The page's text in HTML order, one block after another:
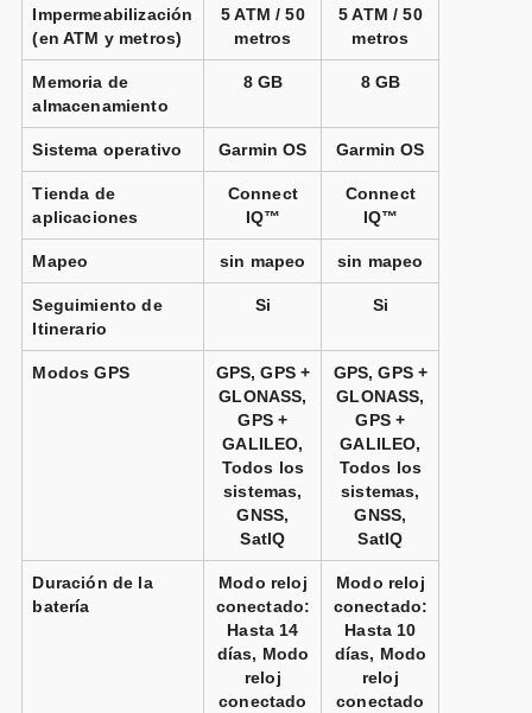
Impermeabilización
(en ATM y metros)
5 ATM / 50
metros
5 ATM / 50
metros
Memoria de
almacenamiento
8 GB 8 GB
Sistema operativo Garmin OS Garmin OS
Tienda de
aplicaciones
Connect
IQ™
Connect
IQ™
Mapeo sin mapeo sin mapeo
Seguimiento de
Itinerario
Si Si
Modos GPS
GPS, GPS +
GLONASS,
GPS +
GALILEO,
Todos los
sistemas,
GNSS,
SatIQ
GPS, GPS +
GLONASS,
GPS +
GALILEO,
Todos los
sistemas,
GNSS,
SatIQ
Duración de la
batería
Modo reloj
conectado:
Hasta 14
días, Modo
reloj
conectado
Modo reloj
conectado:
Hasta 10
días, Modo
reloj
conectado